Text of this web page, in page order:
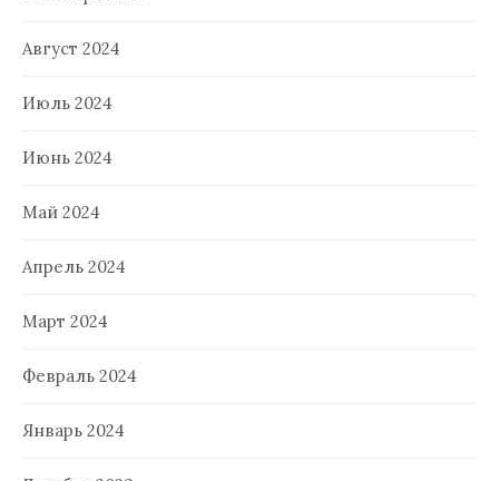
Август 2024
Июль 2024
Июнь 2024
Май 2024
Апрель 2024
Март 2024
Февраль 2024
Январь 2024